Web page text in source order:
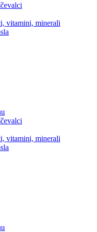
vitamini, minerali
vitamini, minerali